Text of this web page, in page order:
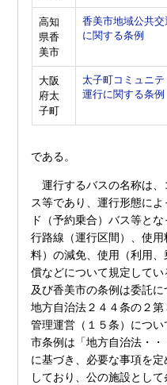
高知
県香
美市
香美市地域公共交
に関する条例
大阪
府太
子町
太子町コミュニテ
運行に関する条例
である。
運行するバスの名称は、
ス等であり、運行形態に
ド（予約乗合）バス等と
行路線（運行区間）、使
料）の減免、使用（利用
償などについて規定して
及び香美市の条例は委託
地方自治法２４４条の２
管理運営（１５条）につ
市条例は「地方自治法・
に基づき、必要な事項を
しており、公の施設とし